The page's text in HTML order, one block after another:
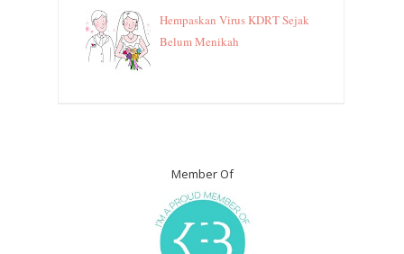
Hempaskan Virus KDRT Sejak
Belum Menikah
Member Of